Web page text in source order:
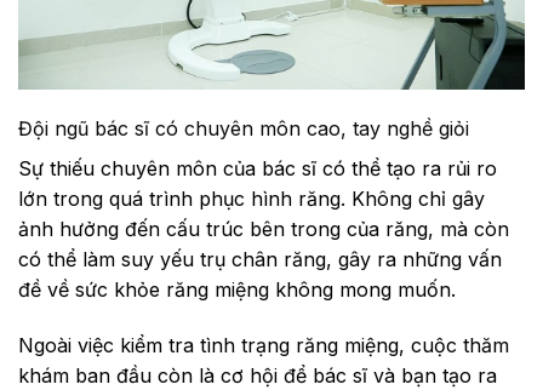
Đội ngũ bác sĩ có chuyên môn cao, tay nghề giỏi
Sự thiếu chuyên môn của bác sĩ có thể tạo ra rủi ro
lớn trong quá trình phục hình răng. Không chỉ gây
ảnh hưởng đến cấu trúc bên trong của răng, mà còn
có thể làm suy yếu trụ chân răng, gây ra những vấn
đề về sức khỏe răng miệng không mong muốn.
Ngoài việc kiểm tra tình trạng răng miệng, cuộc thăm
khám ban đầu còn là cơ hội để bác sĩ và bạn tạo ra